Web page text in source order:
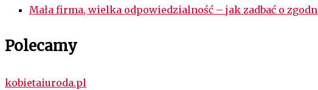
Mała firma, wielka odpowiedzialność – jak zadbać o
Polecamy
kobietaiuroda.pl